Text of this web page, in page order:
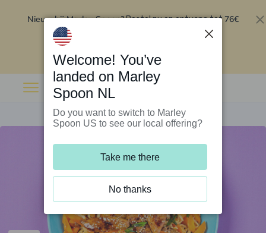
Nieuw bij Marley Spoon?Bestel nu en ontvang tot 76€
Welcome! You’ve
landed on Marley
Spoon NL
Do you want to switch to Marley
Spoon US to see our local offering?
Take me there
No thanks